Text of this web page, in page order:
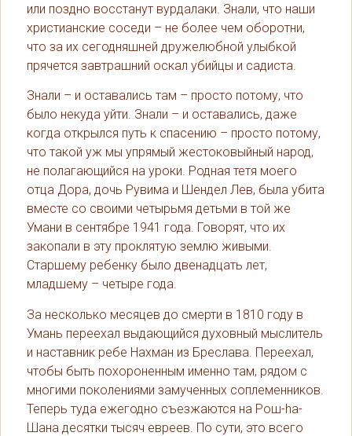
или поздно восстанут вурдалаки. Знали, что наши
христианские соседи – не более чем оборотни,
что за их сегодняшней дружелюбной улыбкой
прячется завтрашний оскал убийцы и садиста.
Знали – и оставались там – просто потому, что
было некуда уйти. Знали – и оставались, даже
когда открылся путь к спасению – просто потому,
что такой уж мы упрямый жестоковыйный народ,
не полагающийся на уроки. Родная тетя моего
отца Дора, дочь Рувима и Шендел Лев, была убита
вместе со своими четырьмя детьми в той же
Умани в сентябре 1941 года. Говорят, что их
закопали в эту проклятую землю живыми.
Старшему ребенку было двенадцать лет,
младшему – четыре года.
За несколько месяцев до смерти в 1810 году в
Умань переехал выдающийся духовный мыслитель
и наставник ребе Нахман из Бреслава. Переехал,
чтобы быть похороненным именно там, рядом с
многими поколениями замученных соплеменников.
Теперь туда ежегодно съезжаются на Рош-hа-
Шана десятки тысяч евреев. По сути, это всего